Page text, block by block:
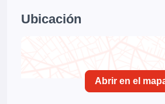
Ubicación
Abrir en el